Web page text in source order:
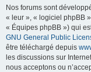
Nos forums sont
« leur », « logiciel phpBB
« Équipes phpBB ») qui
GNU General Public
être téléchargé depuis
les discussions sur
nous acceptons ou